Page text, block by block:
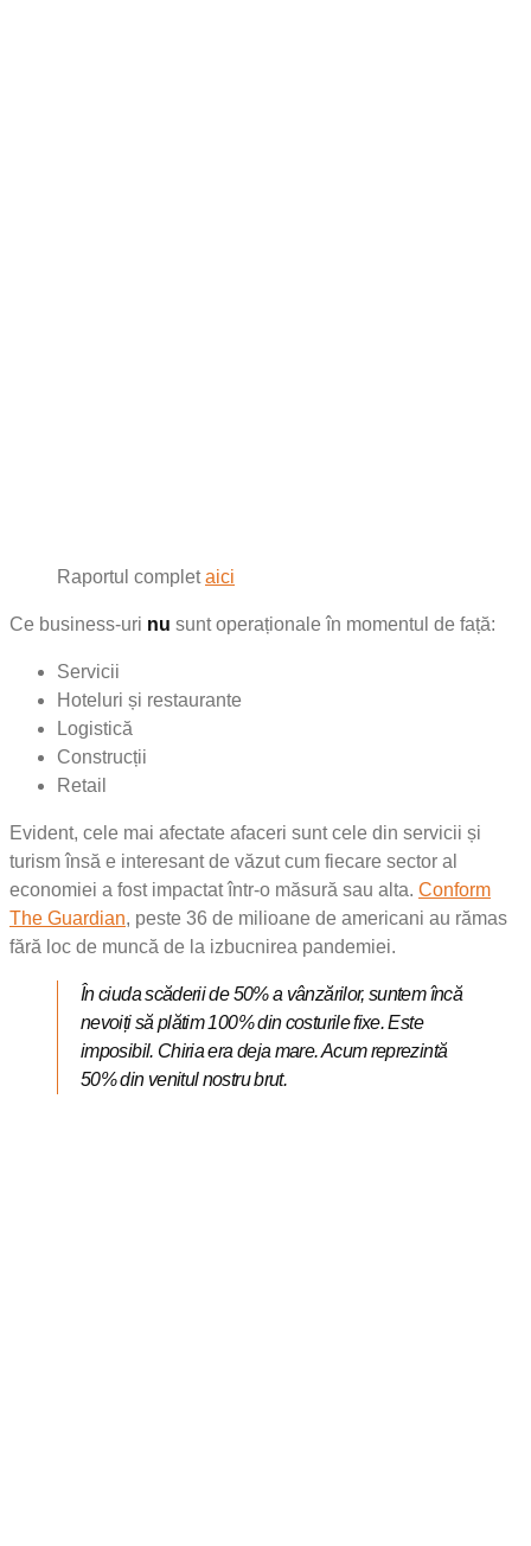
Raportul completaici
Ce business-uri nu sunt operaționale în momentul de față:
Servicii
Hoteluri și restaurante
Logistică
Construcții
Retail
Evident, cele mai afectate afaceri sunt cele din servicii și
turism însă e interesant de văzut cum fiecare sector al
economiei a fost impactat într-o măsură sau alta. Conform
The Guardian, peste 36 de milioane de americani au rămas
fără loc de muncă de la izbucnirea pandemiei.
În ciuda scăderii de 50% a vânzărilor, suntem încă
nevoiți să plătim 100% din costurile fixe. Este
imposibil. Chiria era deja mare. Acum reprezintă
50% din venitul nostru brut.